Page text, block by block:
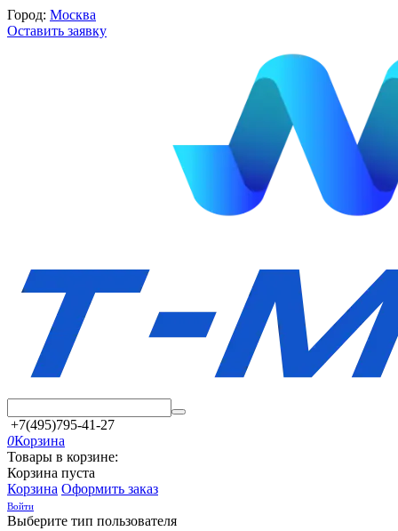
Город: Москва
Оставить заявку
+7(495)795-41-27
0Корзина
Товары в корзине:
Корзина пуста
Корзина Оформить заказ
Войти
Выберите тип пользователя